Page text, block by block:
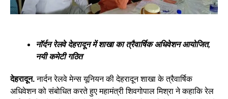
नॉर्दन रेलवे देहरादून में शाखा का त्रैवार्षिक अधिवेशन आयोजित,
नयी कमेटी गठित
देहरादून.नार्दन रेलवे मेन्स यूनियन की देहरादून शाखा के त्रैवार्षिक
अधिवेशन को संबोधित करते हुए महामंत्री शिवगोपाल मिश्रा ने कहाकि रेल